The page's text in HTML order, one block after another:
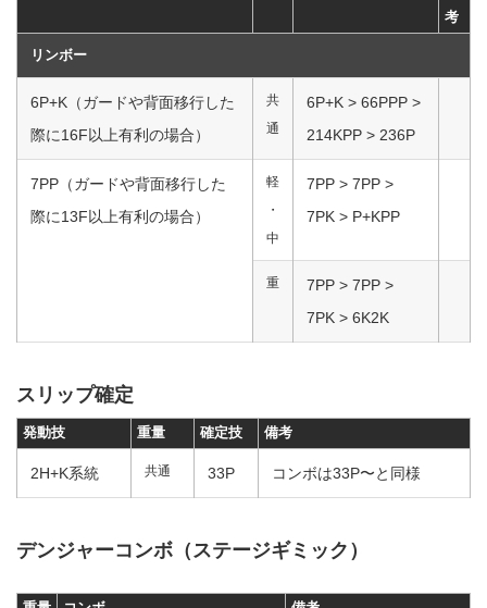
考
リンボー
6P+K（ガードや背面移行した
際に16F以上有利の場合）
共
通
6P+K > 66PPP >
214KPP > 236P
7PP（ガードや背面移行した
際に13F以上有利の場合）
軽
・
中
7PP > 7PP >
7PK > P+KPP
重
7PP > 7PP >
7PK > 6K2K
スリップ確定
発動技 重量 確定技 備考
2H+K系統 共通 33P コンボは33P〜と同様
デンジャーコンボ（ステージギミック）